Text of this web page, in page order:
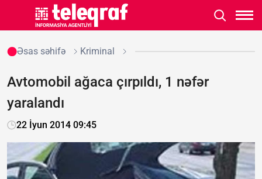
Əsas səhifə Kriminal
Avtomobil ağaca çırpıldı, 1 nəfər
yaralandı
22 İyun 2014 09:45